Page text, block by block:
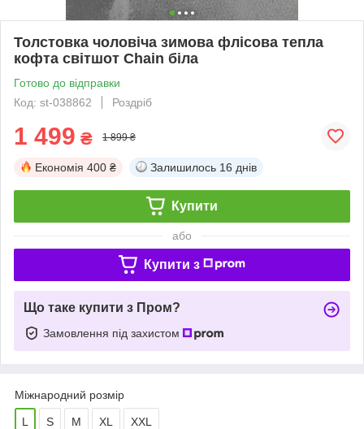
Толстовка чоловіча зимова флісова тепла
кофта світшот Chain біла
Готово до відправки
Код: st-038862
Роздріб
1 499 ₴ 1 899 ₴
Економія 400 ₴ Залишилось 16 днів
Купити
або
Купити з
Що таке купити з Пром?
Замовлення під захистом
Міжнародний розмір
L S M XL XXL